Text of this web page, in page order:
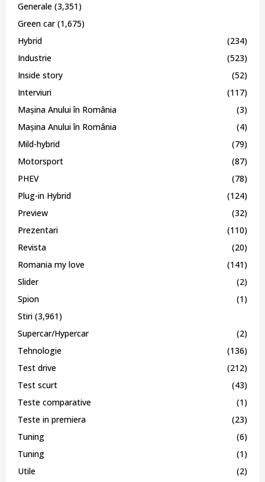
Generale (3,351)
Green car(1,675)
Hybrid
(234)
Industrie
(523)
Inside story
(52)
Interviuri
(117)
Mașina Anului în România
(3)
Mașina Anului în România
(4)
Mild-hybrid
(79)
Motorsport
(87)
PHEV
(78)
Plug-in Hybrid
(124)
Preview
(32)
Prezentari
(110)
Revista
(20)
Romania my love
(141)
Slider
(2)
Spion
(1)
Stiri (3,961)
Supercar/Hypercar
(2)
Tehnologie
(136)
Test drive
(212)
Test scurt
(43)
Teste comparative
(1)
Teste in premiera
(23)
Tuning
(6)
Tuning
(1)
Utile
(2)